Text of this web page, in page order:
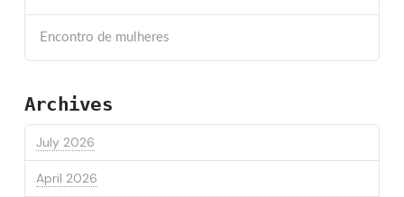
Encontro de mulheres
Archives
July 2026
April 2026